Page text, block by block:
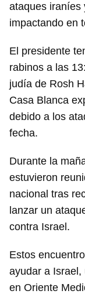
ataques iraníes
impactando en
El presidente
rabinos a las
judía de Rosh
Casa Blanca
debido a los
fecha.
Durante la
estuvieron
nacional tras
lanzar un
contra Israel.
Estos
ayudar a
en Oriente